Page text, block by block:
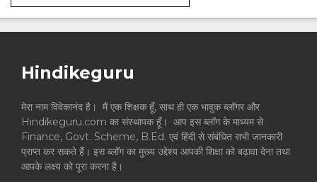
Hindikeguru
मेरा नाम विवेकानंद है। मैं एक शिक्षक हूँ, साथ ही एक भावुक ब्लॉगर और
Hindikeguru.com का संस्थापक हूँ। आप इस ब्लॉग के माध्यम से
Finance, Govt. Scheme, B.Ed. एवं हिंदी से संबंधित सभी जानकारी
प्राप्त कर सकते हैं। इस ब्लॉग का मुख्य उद्देश्य आपकी शिक्षा को बढ़ावा देना तथा
आपके लक्ष्य को पूरा करना है।